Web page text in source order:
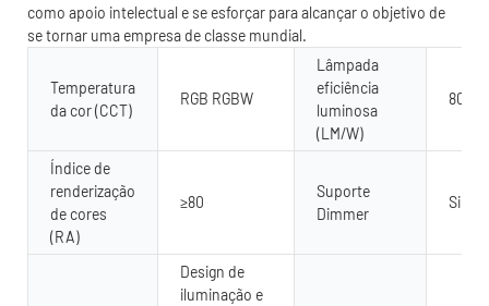
como apoio intelectual e se esforçar para alcançar o objetivo de
se tornar uma empresa de classe mundial.
Temperatura
da cor (CCT)
RGB RGBW
Lâmpada
eficiência
luminosa
(LM/W)
80
Índice de
renderização
de cores
(RA)
≥80
Suporte
Dimmer
Sim
Design de
iluminação e